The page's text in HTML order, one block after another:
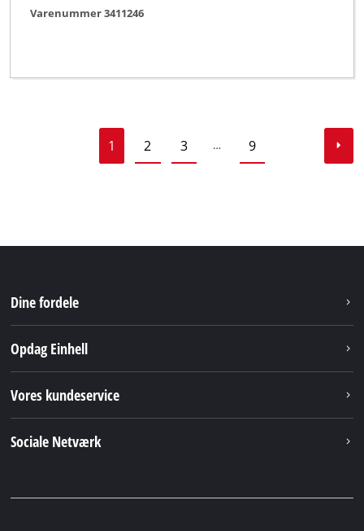
Varenummer 3411246
1 2 3 … 9
Dine fordele
Opdag Einhell
Vores kundeservice
Sociale Netværk